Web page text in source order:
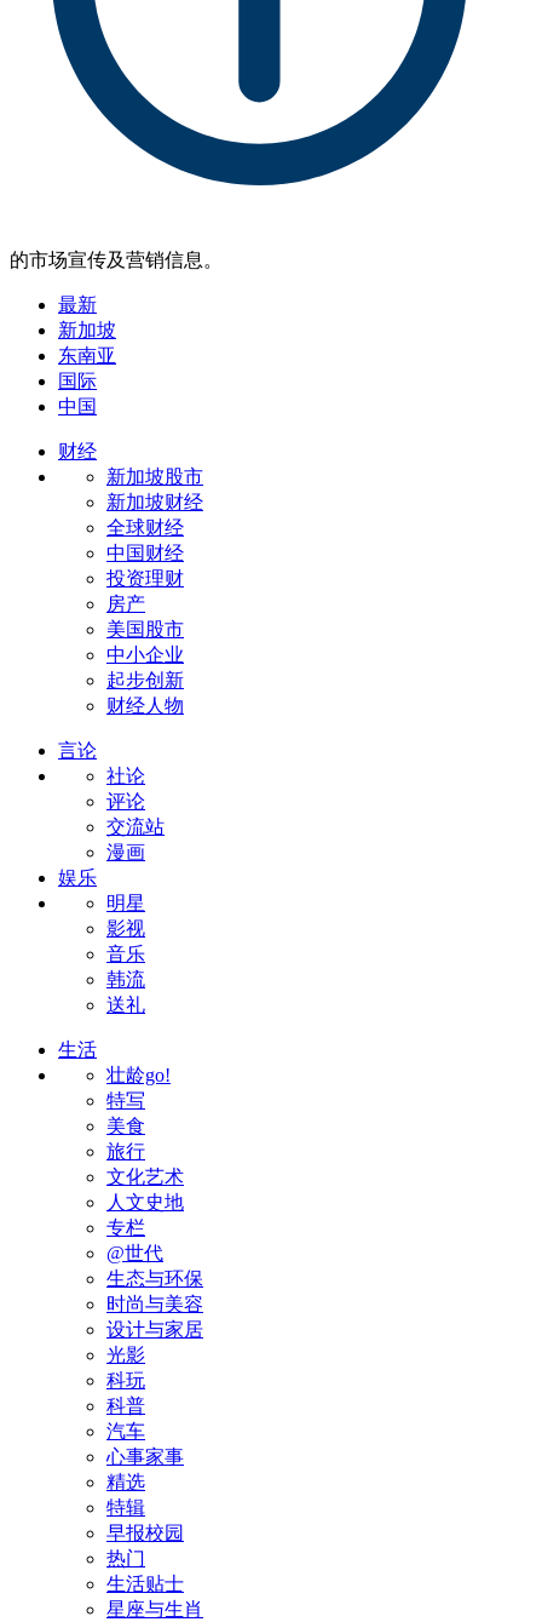
的市场宣传及营销信息。
最新
新加坡
东南亚
国际
中国
财经
新加坡股市
新加坡财经
全球财经
中国财经
投资理财
房产
美国股市
中小企业
起步创新
财经人物
言论
社论
评论
交流站
漫画
娱乐
明星
影视
音乐
韩流
送礼
生活
壮龄go!
特写
美食
旅行
文化艺术
人文史地
专栏
@世代
生态与环保
时尚与美容
设计与家居
光影
科玩
科普
汽车
心事家事
精选
特辑
早报校园
热门
生活贴士
星座与生肖